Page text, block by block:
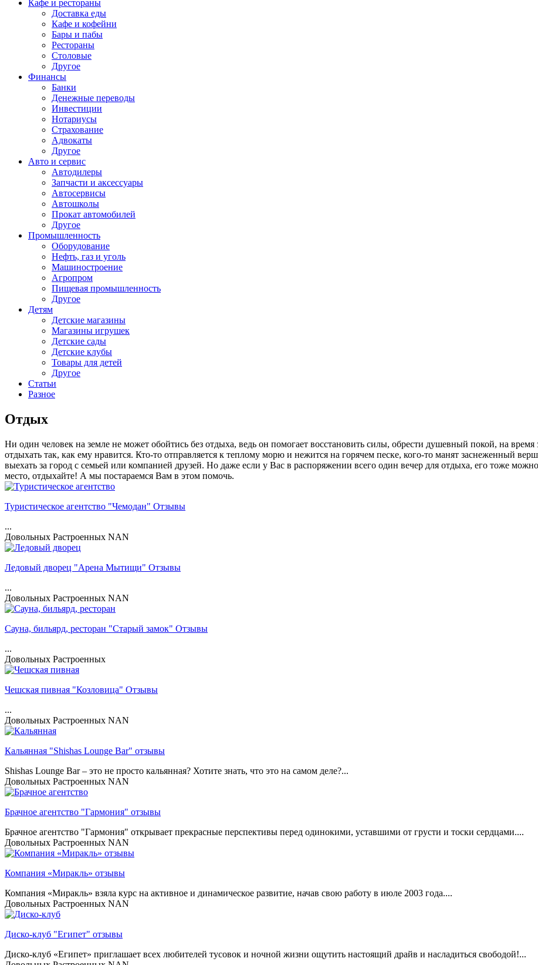
Кафе и рестораны
Доставка еды
Кафе и кофейни
Бары и пабы
Рестораны
Столовые
Другое
Финансы
Банки
Денежные переводы
Инвестиции
Нотариусы
Страхование
Адвокаты
Другое
Авто и сервис
Автодилеры
Запчасти и аксессуары
Автосервисы
Автошколы
Прокат автомобилей
Другое
Промышленность
Оборудование
Нефть, газ и уголь
Машиностроение
Агропром
Пищевая промышленность
Другое
Детям
Детские магазины
Магазины игрушек
Детские сады
Детские клубы
Товары для детей
Другое
Статьи
Разное
Отдых
Ни один человек на земле не может обойтись без отдыха, ведь он помогает восстановить силы, обрести душевный покой, на
отдыхать так, как ему нравится. Кто-то отправляется к теплому морю и нежится на горячем песке, кого-то манят заснеженный
выехать за город с семьей или компанией друзей. Но даже если у Вас в распоряжении всего один вечер для отдыха, его тоже
место, отдыхайте! А мы постараемся Вам в этом помочь.
Туристическое агентство "Чемодан" Отзывы
...
Довольных Растроенных NAN
Ледовый дворец "Арена Мытищи" Отзывы
...
Довольных Растроенных NAN
Сауна, бильярд, ресторан "Старый замок" Отзывы
...
Довольных Растроенных
Чешская пивная "Козловица" Отзывы
...
Довольных Растроенных NAN
Кальянная "Shishas Lounge Bar" отзывы
Shishas Lounge Bar – это не просто кальянная? Хотите знать, что это на самом деле?...
Довольных Растроенных NAN
Брачное агентство "Гармония" отзывы
Брачное агентство "Гармония" открывает прекрасные перспективы перед одинокими, уставшими от грусти и тоски сердцами....
Довольных Растроенных NAN
Компания «Миракль» отзывы
Компания «Миракль» взяла курс на активное и динамическое развитие, начав свою работу в июле 2003 года....
Довольных Растроенных NAN
Диско-клуб "Египет" отзывы
Диско-клуб «Египет» приглашает всех любителей тусовок и ночной жизни ощутить настоящий драйв и насладиться свободой!...